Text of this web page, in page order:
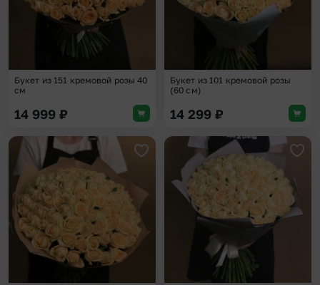
Букет из 151 кремовой розы 40
см
14 999 ₽
Букет из 101 кремовой розы
(60 см)
14 299 ₽
Добавить в избранное